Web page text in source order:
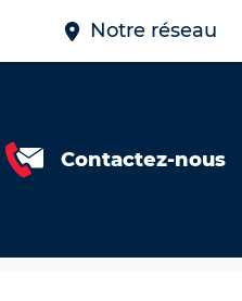
Notre réseau
Contactez-nous